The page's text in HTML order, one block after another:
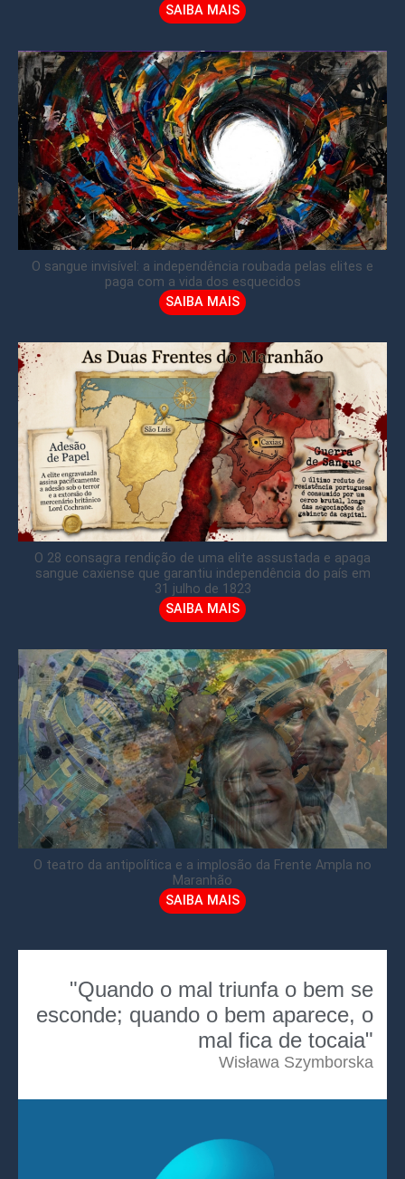
SAIBA MAIS
O sangue invisível: a independência roubada pelas elites e
paga com a vida dos esquecidos
SAIBA MAIS
O 28 consagra rendição de uma elite assustada e apaga
sangue caxiense que garantiu independência do país em
31 julho de 1823
SAIBA MAIS
O teatro da antipolítica e a implosão da Frente Ampla no
Maranhão
SAIBA MAIS
"Quando o mal triunfa o bem se
esconde; quando o bem aparece, o
mal fica de tocaia"
Wisława Szymborska